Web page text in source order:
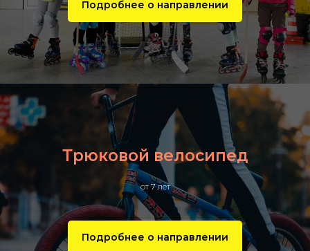
Подробнее о направлении
Трюковой велосипед
от 7 лет
Подробнее о направлении